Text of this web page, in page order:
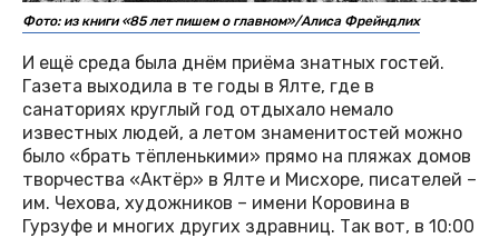
Фото: из книги «85 лет пишем о главном»/Алиса Фрейндлих
И ещё среда была днём приёма знатных гостей.
Газета выходила в те годы в Ялте, где в
санаториях круглый год отдыхало немало
известных людей, а летом знаменитостей можно
было «брать тёпленькими» прямо на пляжах домов
творчества «Актёр» в Ялте и Мисхоре, писателей –
им. Чехова, художников – имени Коровина в
Гурзуфе и многих других здравниц. Так вот, в 10:00